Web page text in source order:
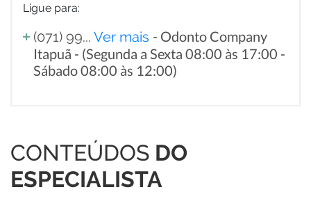
Ligue para:
(071) 99... Ver mais - Odonto Company
Itapuã - (Segunda a Sexta 08:00 às 17:00 -
Sábado 08:00 às 12:00)
CONTEÚDOS DO
ESPECIALISTA